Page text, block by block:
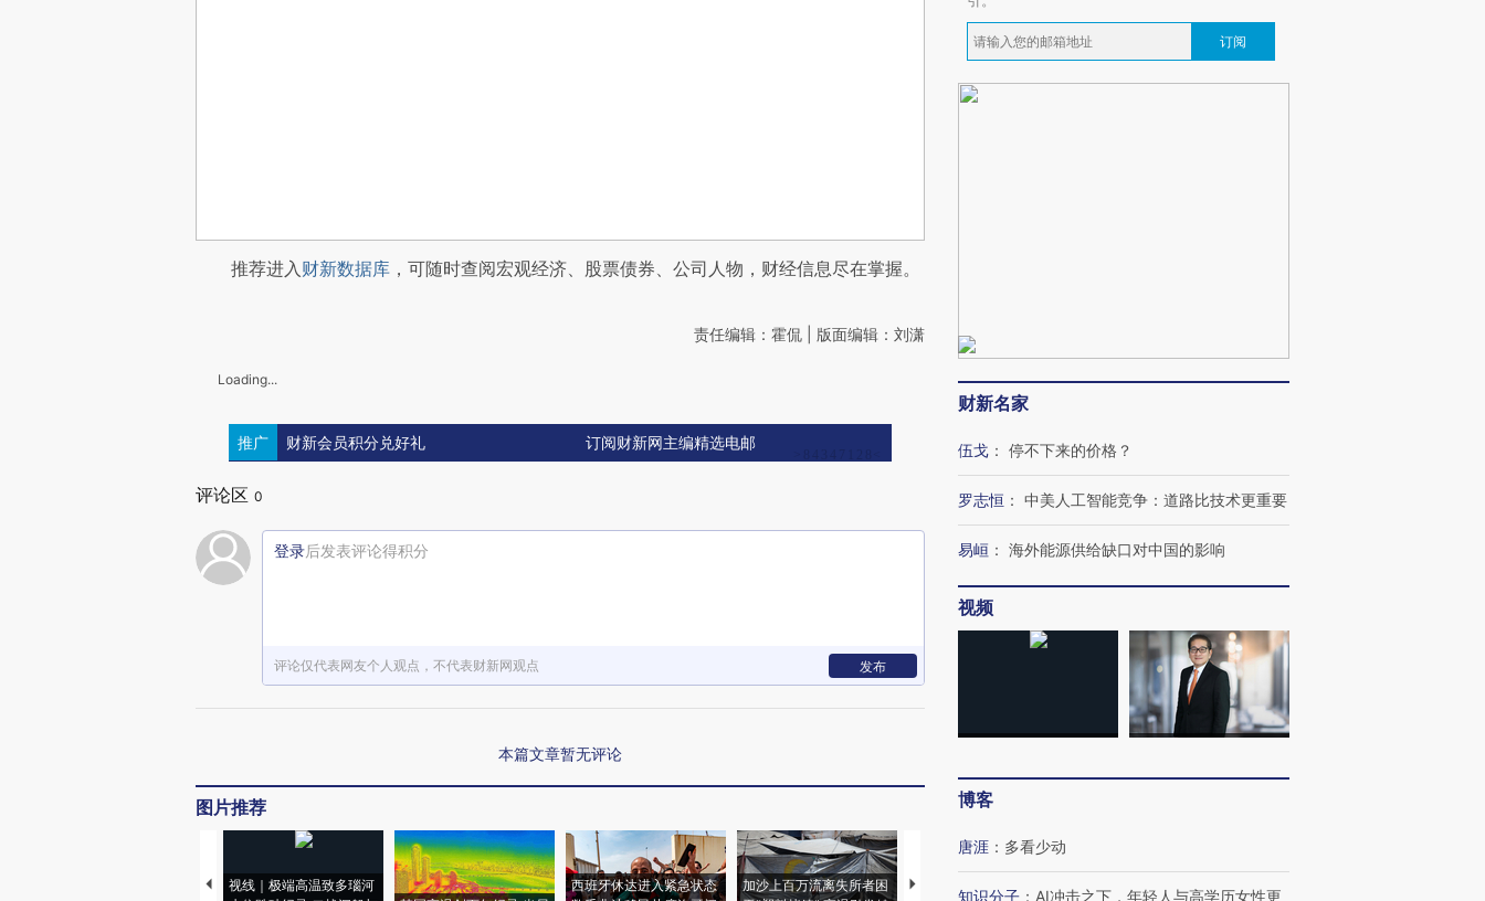
推荐进入财新数据库 ，可随时查阅宏观经济、股票债券、公司人物，财经信息尽在掌握。
责任编辑：霍侃 | 版面编辑：刘潇
Loading...
推广 财新会员积分兑好礼 订阅财新网主编精选电邮
评论区 0
登录后发表评论得积分
评论仅代表网友个人观点，不代表财新网观点 发布
本篇文章暂无评论
图片推荐
视线｜极端高温致多瑙河
西班牙休达进入紧急状态
加沙上百万流离失所者困
视线｜HYROX的吸金
马航飞行员跨国走私7万
视线｜被称为“蟑螂”的印
订阅
财新名家
伍戈 ： 停不下来的价格？
罗志恒 ： 中美人工智能竞争：道路比技术更重要
易峘 ： 海外能源供给缺口对中国的影响
视频
博客
唐涯 ： 多看少动
知识分子 ： AI冲击之下，年轻人与高学历女性更